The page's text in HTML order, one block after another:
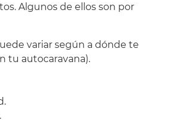
Algunos de ellos son por
variar según a dónde te
tu autocaravana).